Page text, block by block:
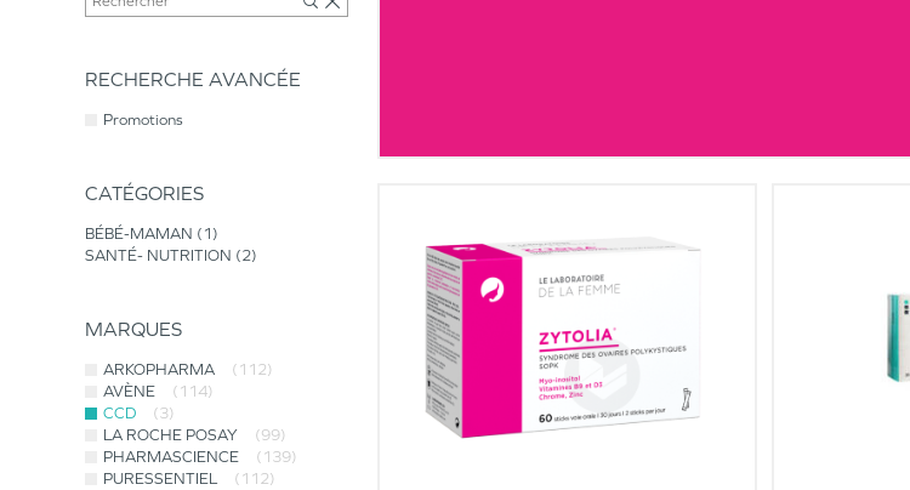
RECHERCHE AVANCÉE
Promotions
CATÉGORIES
BÉBÉ-MAMAN
1
SANTÉ- NUTRITION
2
MARQUES
ARKOPHARMA
(112)
AVÈNE
(114)
CCD
(3)
LA ROCHE POSAY
(99)
PHARMASCIENCE
(139)
PURESSENTIEL
(112)